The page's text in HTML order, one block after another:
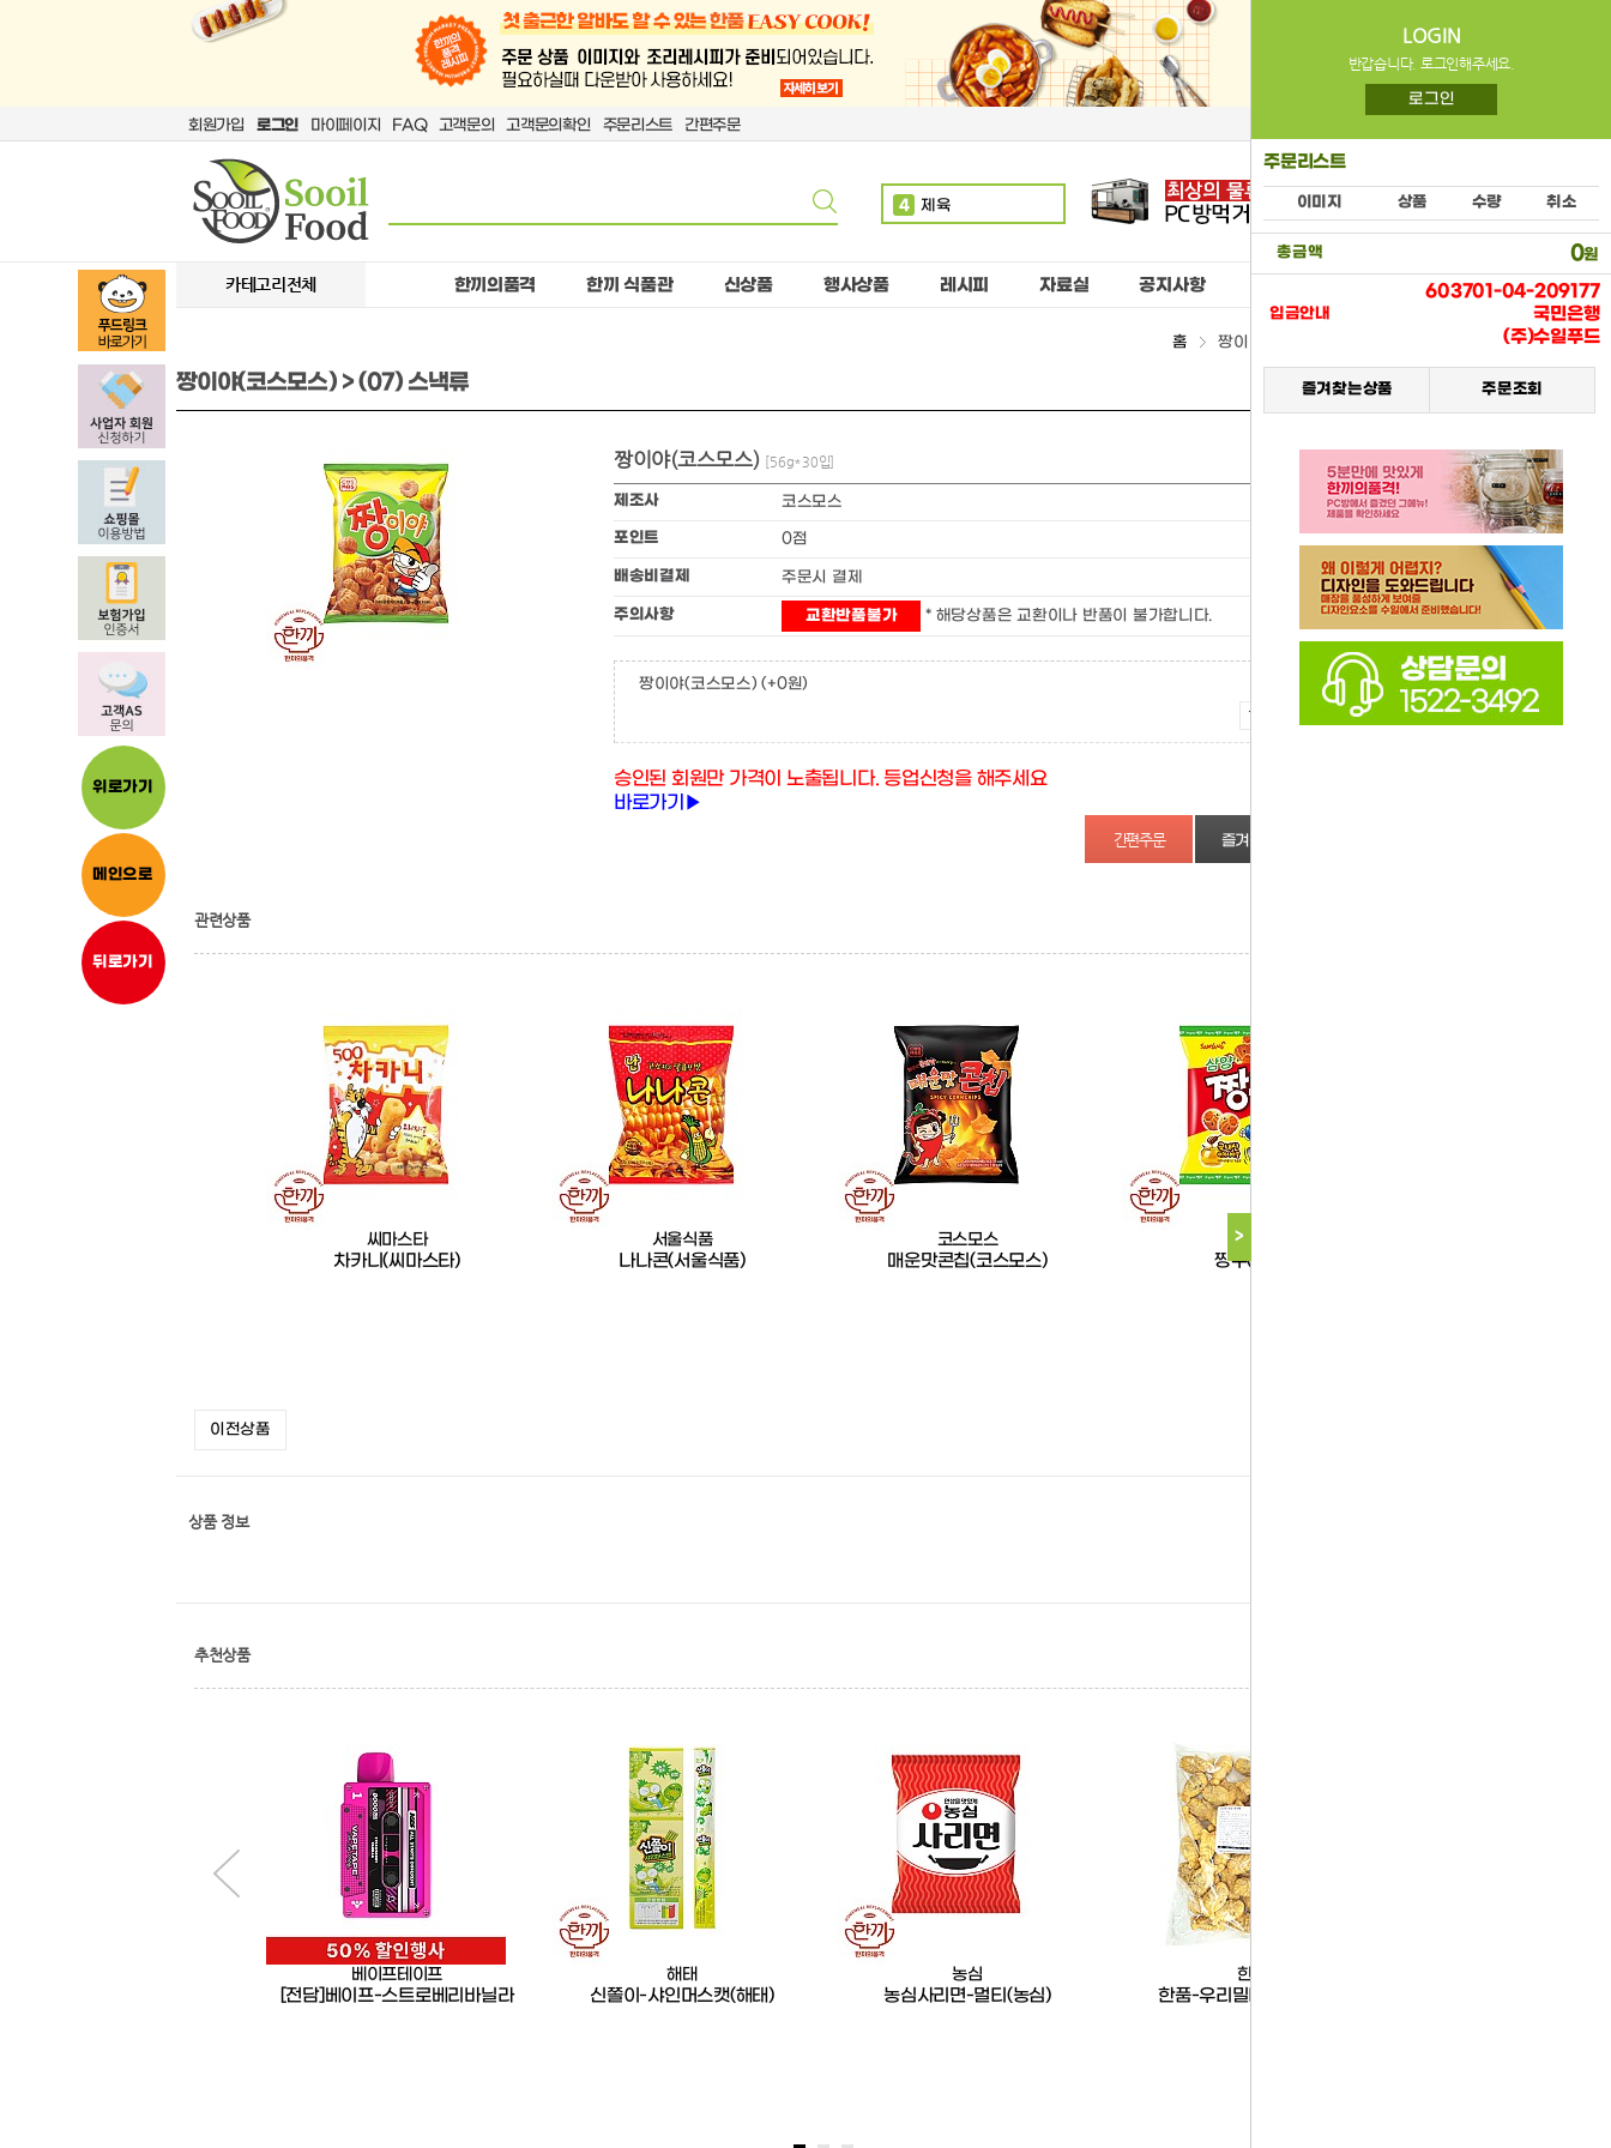
회원가입 로그인 마이페이지 FAQ 고객문의 고객문의확인 주문리스트 간편주문
4 제육
치킨
위로가기
메인으로
뒤로가기
카테고리전체 한끼의품격 한끼 식품관 신상품 행사상품 레시피 자료실 공지사항
홈 짱이야(코스모스) > (07) 스낵류
짱이야(코스모스) > (07) 스낵류
LOGIN
반갑습니다. 로그인해주세요.
로그인
주문리스트
이미지 상품 수량 취소
총금액 0원
입금안내
603701-04-209177
국민은행
(주)수일푸드
즐겨찾는상품 주문조회
>
짱이야(코스모스) [56g*30입]
제조사 코스모스
포인트 0점
배송비결제 주문시 결제
주의사항 교환반품불가 * 해당상품은 교환이나 반품이 불가합니다.
짱이야(코스모스) (+0원)
감소
승인된 회원만 가격이 노출됩니다. 등업신청을 해주세요
바로가기▶
즐겨찾기
관련상품
씨마스타
차카니(씨마스타)
서울식품
나나콘(서울식품)
코스모스
매운맛콘칩(코스모스)
삼양
짱구(삼양)
이전상품
상품 정보
추천상품
베이프테이프
[전담]베이프-스트로베리바닐라
해태
신쫄이-샤인머스캣(해태)
농심
농심사리면-멀티(농심)
한품
한품-우리밀미니팥붕어빵